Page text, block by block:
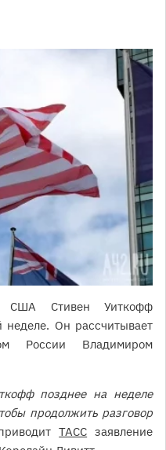
США Стивен Уиткофф
Он рассчитывает
России Владимиром
позднее на неделе
продолжить разговор
ТАСС заявление